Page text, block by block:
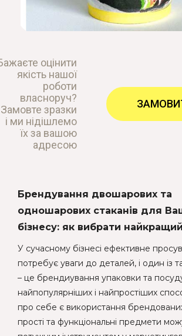
оцінити
якість нашої
роботи
власноруч?
Замовте зразки
і ми нідішлемо
їх за вашою
адресою
Брендування двошарових та
одношарових стаканів для
бізнесу: як вибрати
У сучасному бізнесі ефективне
потребує уваги до деталей, і один із
– це брендиування упаковки та
найпопулярніших і найпростіших
про себе є використання брендованих
прості та функціональні предмети